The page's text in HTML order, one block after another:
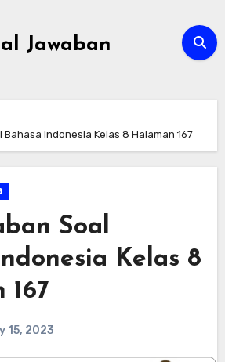
Jawaban
Indonesia Kelas 8 Halaman 167
Soal
Kelas 8
167
15, 2023